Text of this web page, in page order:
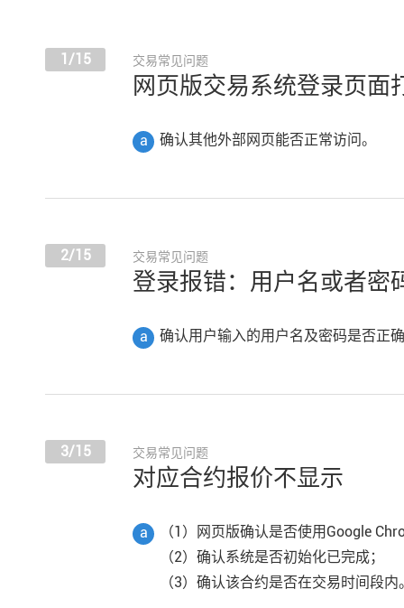
1/15 交易常见问题
网页版交易系统登录页面
a 确认其他外部网页能否正常访问。
2/15 交易常见问题
登录报错：用户名或者密
a 确认用户输入的用户名及密码是否正
3/15 交易常见问题
对应合约报价不显示
a
（1）网页版确认是否使用Google
（2）确认系统是否初始化已完成；
（3）确认该合约是否在交易时间段内